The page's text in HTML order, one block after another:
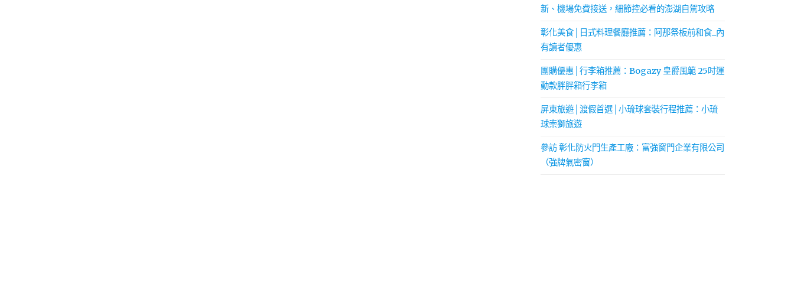
新、機場免費接送，細節控必看的澎湖自駕攻略
彰化美食│日式料理餐廳推薦：阿那祭板前和食_內
有讀者優惠
團購優惠│行李箱推薦：Bogazy 皇爵風範 25吋運
動款胖胖箱行李箱
屏東旅遊│渡假首選│小琉球套裝行程推薦：小琉
球崇獅旅遊
參訪 彰化防火門生產工廠：富強窗門企業有限公司
（強牌氣密窗）